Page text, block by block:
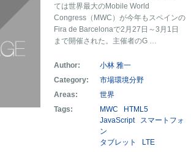
ては世界最大のMobile World
Congress（MWC）が今年もスペインの
Fira de Barcelonaで2月27日～3月1日
まで開催された。主催者のG …
Author:
小林 雅一
Category:
市場環境分野
Areas:
世界
Tags:
MWC
HTML5
JavaScript
スマートフォ
ン
タブレット
LTE